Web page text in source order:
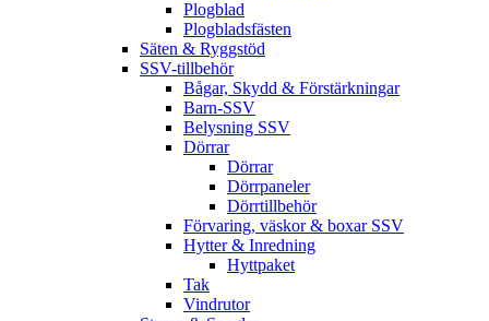
Plogblad
Plogbladsfästen
Säten & Ryggstöd
SSV-tillbehör
Bågar, Skydd & Förstärkningar
Barn-SSV
Belysning SSV
Dörrar
Dörrar
Dörrpaneler
Dörrtillbehör
Förvaring, väskor & boxar SSV
Hytter & Inredning
Hyttpaket
Tak
Vindrutor